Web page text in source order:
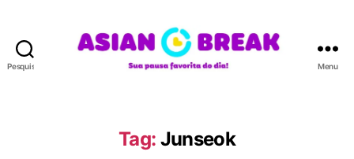
Pesquisar
A
N
Menu
Tag: Junseok